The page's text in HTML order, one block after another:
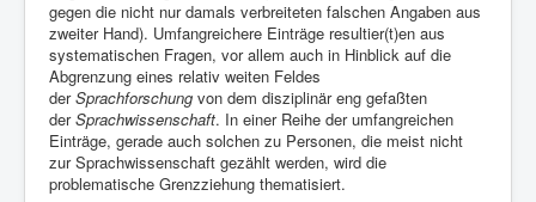
gegen die nicht nur damals verbreiteten falschen Angaben aus
zweiter Hand). Umfangreichere Einträge resultier(t)en aus
systematischen Fragen, vor allem auch in Hinblick auf die
Abgrenzung eines relativ weiten Feldes
derSprachforschung von dem disziplinär eng gefaßten
derSprachwissenschaft. In einer Reihe der umfangreichen
Einträge, gerade auch solchen zu Personen, die meist nicht
zur Sprachwissenschaft gezählt werden, wird die
problematische Grenzziehung thematisiert.